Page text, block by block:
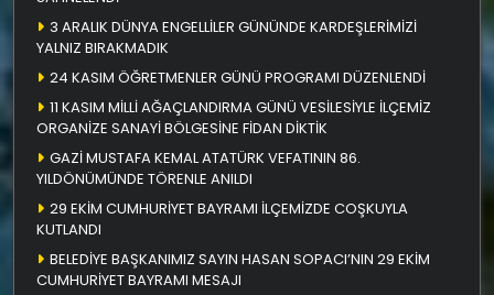
3 ARALIK DÜNYA ENGELLİLER GÜNÜNDE KARDEŞLERİMİZİ
YALNIZ BIRAKMADIK
24 KASIM ÖĞRETMENLER GÜNÜ PROGRAMI DÜZENLENDİ
11 KASIM MİLLİ AĞAÇLANDIRMA GÜNÜ VESİLESİYLE İLÇEMİZ
ORGANİZE SANAYİ BÖLGESİNE FİDAN DİKTİK
GAZİ MUSTAFA KEMAL ATATÜRK VEFATININ 86.
YILDÖNÜMÜNDE TÖRENLE ANILDI
29 EKİM CUMHURİYET BAYRAMI İLÇEMİZDE COŞKUYLA
KUTLANDI
BELEDİYE BAŞKANIMIZ SAYIN HASAN SOPACI’NIN 29 EKİM
CUMHURİYET BAYRAMI MESAJI